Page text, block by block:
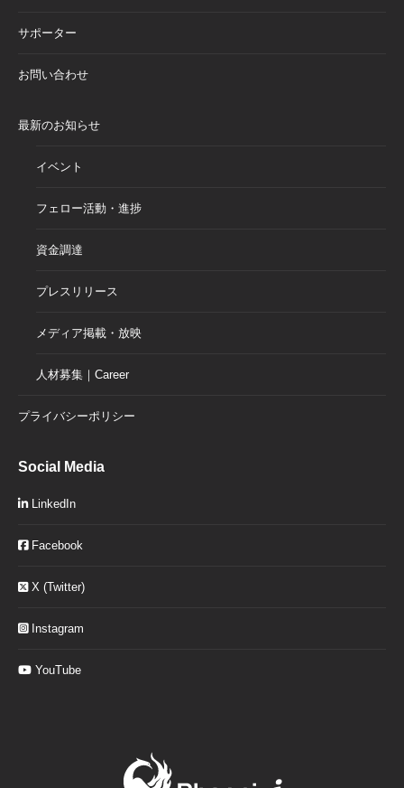
サポーター
お問い合わせ
最新のお知らせ
イベント
フェロー活動・進捗
資金調達
プレスリリース
メディア掲載・放映
人材募集｜Career
プライバシーポリシー
Social Media
LinkedIn
Facebook
X (Twitter)
Instagram
YouTube